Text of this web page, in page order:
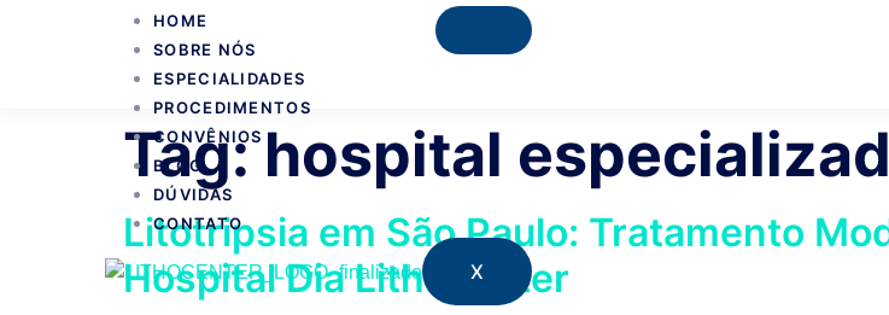
HOME
SOBRE NÓS
ESPECIALIDADES
PROCEDIMENTOS
CONVÊNIOS
BLOG
DÚVIDAS
CONTATO
X
Tag:hospital
Litotripsia em São Paulo: Tratamento
Hospital Dia Lithocenter